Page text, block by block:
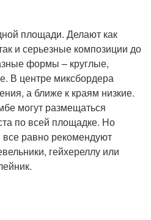
площади. Делают как
и серьезные композиции до
формы – круглые,
В центре миксбордера
а ближе к краям низкие.
могут размещаться
по всей площадке. Но
равно рекомендуют
гейхереллу или